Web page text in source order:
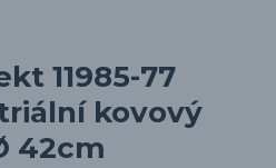
11985-77
kovový
42cm